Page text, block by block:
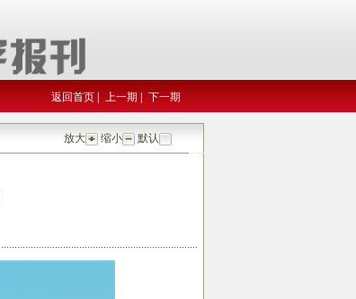
返回首页| 上一期 下一期
放大 缩小 默认